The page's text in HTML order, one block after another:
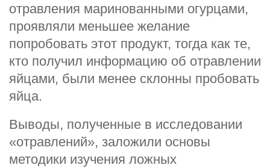
отравления маринованными огурцами,
проявляли меньшее желание
попробовать этот продукт, тогда как те,
кто получил информацию об отравлении
яйцами, были менее склонны пробовать
яйца.
Выводы, полученные в исследовании
«отравлений», заложили основы
методики изучения ложных